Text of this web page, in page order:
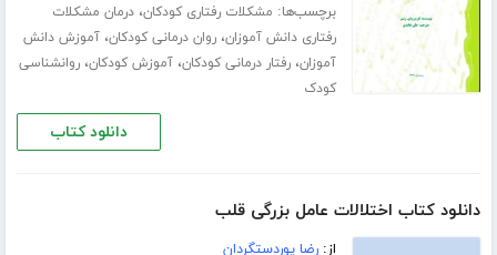
برچسب‌ها: مشکلات رفتاری کودکان،درمان مشکلات
رفتاری دانش آموزان،روان درمانی کودکان،آموزش دانش
آموزان،رفتار درمانی کودکان،آموزش کودکان،روانشناسی
کودک
دانلود کتاب
دانلود کتاب اختلالات عامل بزرگی قلب
از:رضا پوردستگردان